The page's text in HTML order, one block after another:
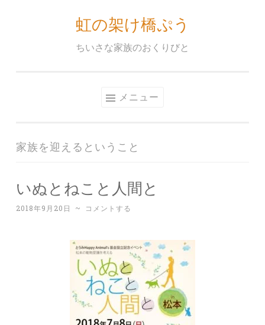
ッ
虹の架け橋ぷう
ちいさな家族のおくりびと
メニュー
家族を迎えるということ
いぬとねこと人間と
2018年9月20日 ~ コメントする